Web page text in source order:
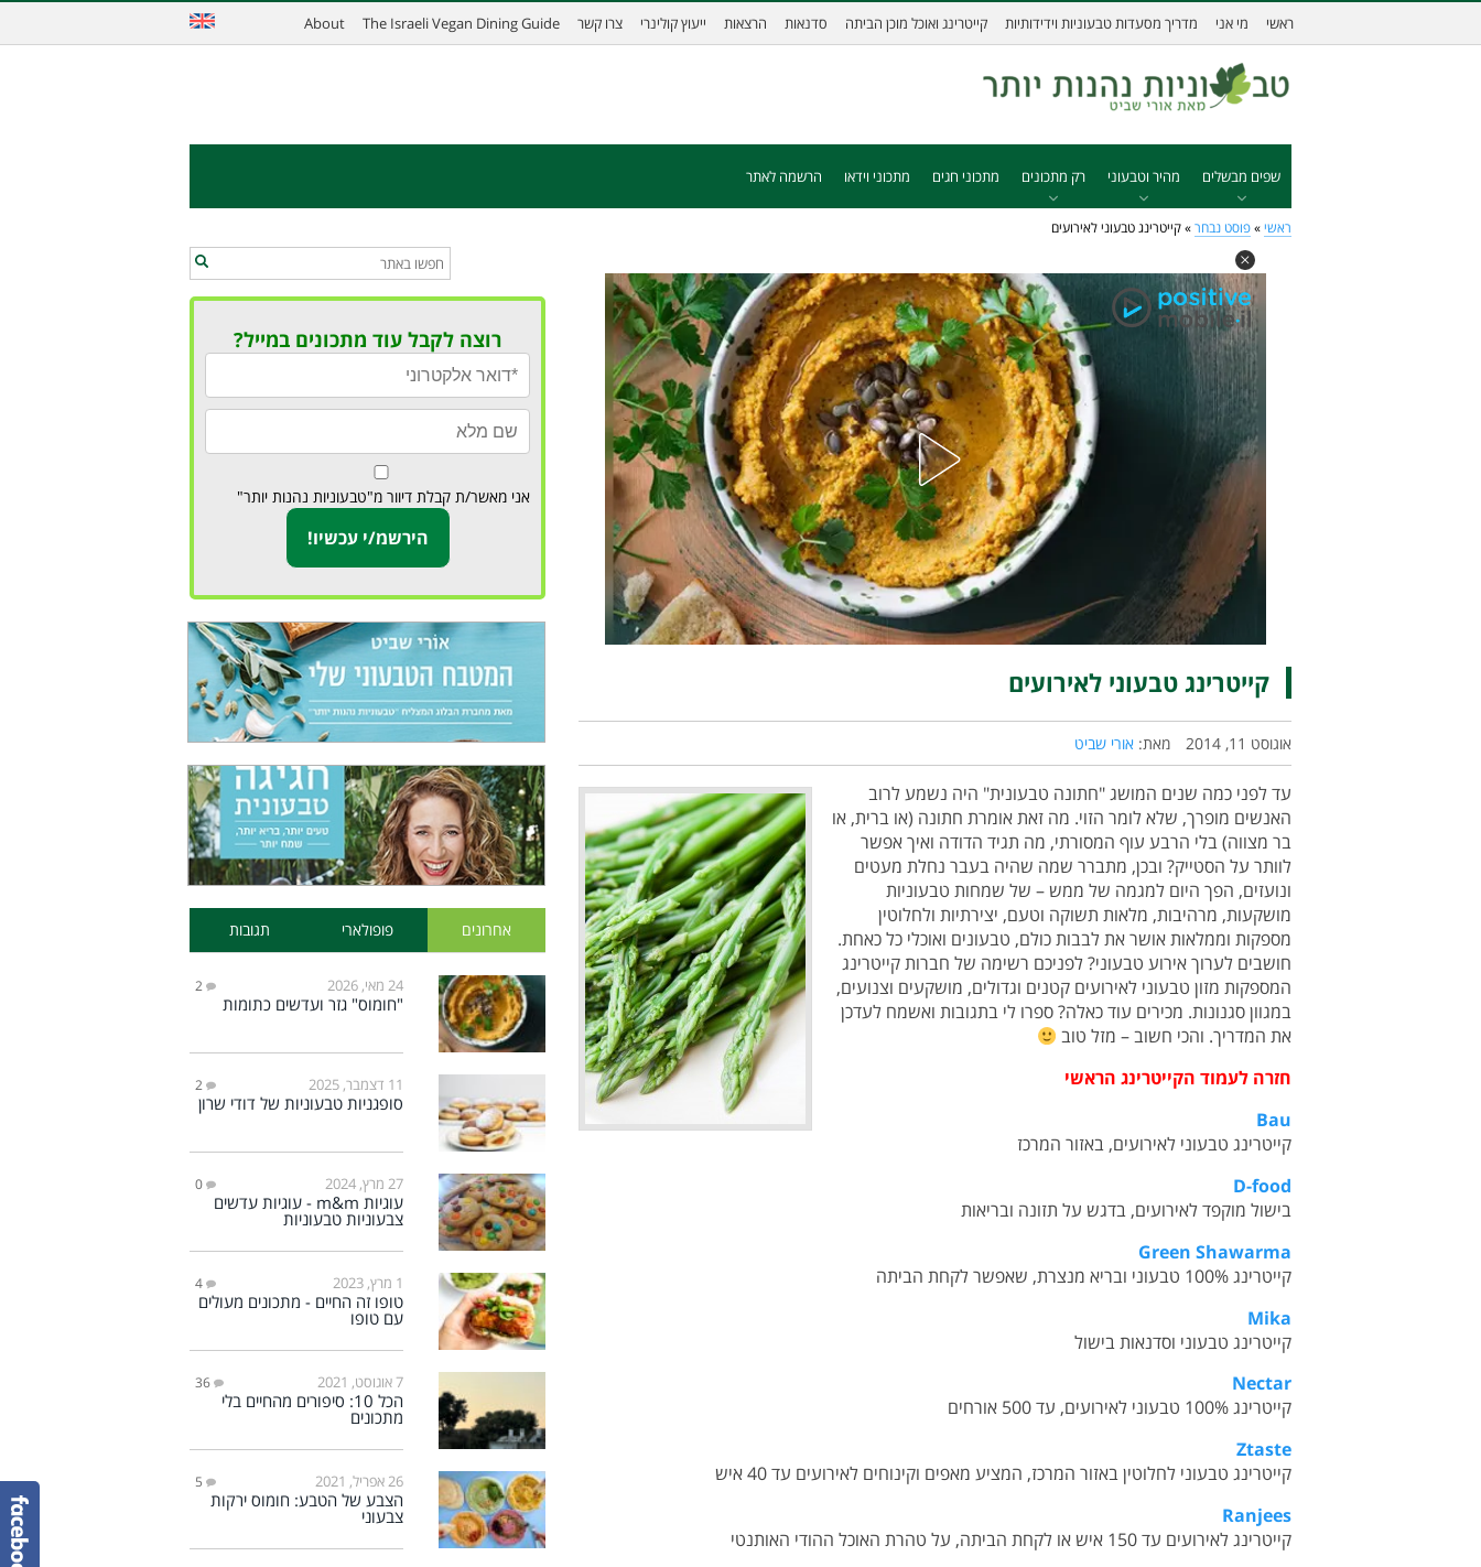
ראשי מי אני מדריך מסעדות טבעוניות וידידותיות קייטרינג ואוכל מוכן הביתה סדנאות הרצאות ייעוץ קולינרי צרו קשר The Israeli Vegan Dining Guide
About
שפים מבשלים מהיר וטבעוני רק מתכונים מתכוני חגים מתכוני וידאו הרשמה לאתר
ראשי » פוסט נבחר » קייטרינג טבעוני לאירועים
קייטרינג טבעוני לאירועים
אוגוסט 11, 2014 מאת: אורי שביט
עד לפני כמה שנים המושג "חתונה טבעונית" היה נשמע לרוב
האנשים מופרך, שלא לומר הזוי. מה זאת אומרת חתונה (או ברית, או
בר מצווה) בלי הרבע עוף המסורתי, מה תגיד הדודה ואיך אפשר
לוותר על הסטייק? ובכן, מתברר שמה שהיה בעבר נחלת מעטים
ונועזים, הפך היום למגמה של ממש – של שמחות טבעוניות
מושקעות, מרהיבות, מלאות תשוקה וטעם, יצירתיות ולחלוטין
מספקות וממלאות אושר את לבבות כולם, טבעונים ואוכלי כל כאחת.
חושבים לערוך אירוע טבעוני? לפניכם רשימה של חברות קייטרינג
המספקות מזון טבעוני לאירועים קטנים וגדולים, מושקעים וצנועים,
במגוון סגנונות. מכירים עוד כאלה? ספרו לי בתגובות ואשמח לעדכן
את המדריך. והכי חשוב – מזל טוב
חזרה לעמוד הקייטרינג הראשי
Bau
קייטרינג טבעוני לאירועים, באזור המרכז
D-food
בישול מוקפד לאירועים, בדגש על תזונה ובריאות
Green Shawarma
קייטרינג 100% טבעוני ובריא מנצרת, שאפשר לקחת הביתה
Mika
קייטרינג טבעוני וסדנאות בישול
Nectar
קייטרינג 100% טבעוני לאירועים, עד 500 אורחים
Ztaste
קייטרינג טבעוני לחלוטין באזור המרכז, המציע מאפים וקינוחים לאירועים עד 40 איש
Ranjees
קייטרינג לאירועים עד 150 איש או לקחת הביתה, על טהרת האוכל ההודי האותנטי
רוצה לקבל עוד מתכונים במייל?
אני מאשר/ת קבלת דיוור מ"טבעוניות נהנות יותר"
אחרונים פופולארי תגובות
24 מאי, 2026 2
"חומוס" גזר ועדשים כתומות
11 דצמבר, 2025 2
סופגניות טבעוניות של דודי שרון
27 מרץ, 2024 0
עוגיות m&m - עוגיות עדשים
צבעוניות טבעוניות
1 מרץ, 2023 4
טופו זה החיים - מתכונים מעולים
עם טופו
7 אוגוסט, 2021 36
הכל 10: סיפורים מהחיים בלי
מתכונים
26 אפריל, 2021 5
הצבע של הטבע: חומוס ירקות
צבעוני